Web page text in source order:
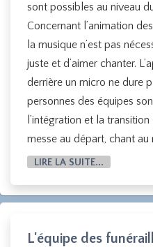
sont possibles au niveau
Concernant l’animation
la musique n’est pas
juste et d’aimer chanter.
derrière un micro ne dure
personnes des équipes
l’intégration et la
messe au départ, chant au
LIRE LA SUITE...
L'équipe des